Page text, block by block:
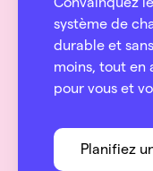
Planifiez
système de
durable et
moins, tout en
pour vous et